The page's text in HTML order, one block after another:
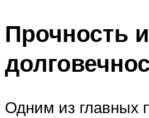
Прочность и
Одним из главных